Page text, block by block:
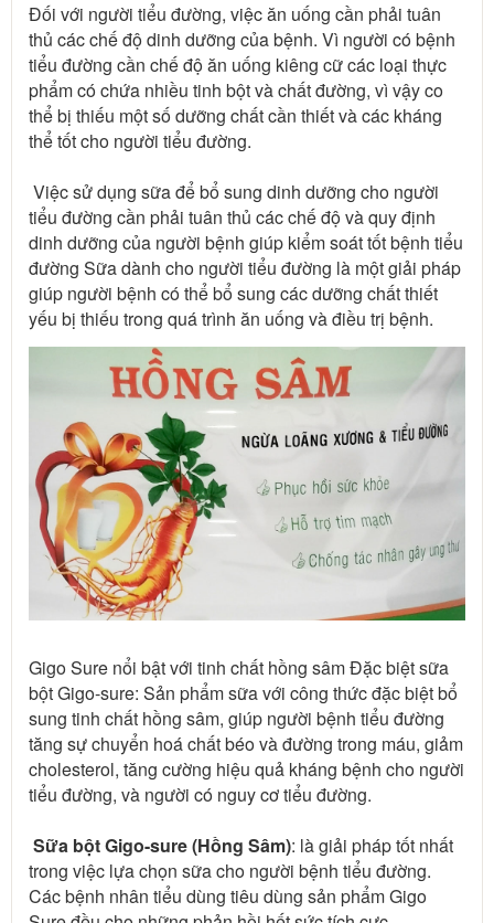
Đối với người tiểu đường, việc ăn uống cần phải tuân
thủ các chế độ dinh dưỡng của bệnh. Vì người có bệnh
tiểu đường cần chế độ ăn uống kiêng cữ các loại thực
phẩm có chứa nhiều tinh bột và chất đường, vì vậy co
thể bị thiếu một số dưỡng chất cần thiết và các kháng
thể tốt cho người tiểu đường.
tiểu đường cần phải tuân thủ các chế độ và quy định
dinh dưỡng của người bệnh giúp kiểm soát tốt bệnh tiểu
đường Sữa dành cho người tiểu đường là một giải pháp
giúp người bệnh có thể bổ sung các dưỡng chất thiết
yếu bị thiếu trong quá trình ăn uống và điều trị bệnh.
Gigo Sure nổi bật với tinh chất hồng sâm Đặc biệt sữa
bột Gigo-sure: Sản phẩm sữa với công thức đặc biệt bổ
sung tinh chất hồng sâm, giúp người bệnh tiểu đường
tăng sự chuyển hoá chất béo và đường trong máu, giảm
cholesterol, tăng cường hiệu quả kháng bệnh cho người
tiểu đường, và người có nguy cơ tiểu đường.
Sữa bột Gigo-sure (Hồng Sâm): là giải pháp tốt nhất
trong việc lựa chọn sữa cho người bệnh tiểu đường.
Các bệnh nhân tiểu dùng tiêu dùng sản phẩm Gigo